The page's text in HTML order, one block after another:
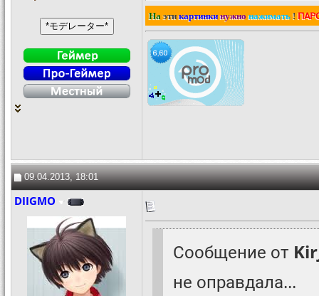
На этикартинки нужно нажимать !
09.04.2013, 18:01
DIIGMO
Сообщение от
не оправдала...